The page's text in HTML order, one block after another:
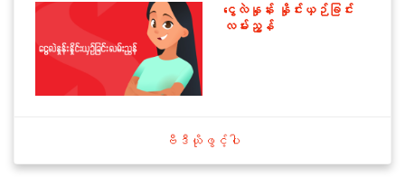
ငွေလဲနှုန်း နှိုင်းယှဉ်ခြင်း
လမ်းညွန်
ဗီဒီယိုဖွင့်ပါ